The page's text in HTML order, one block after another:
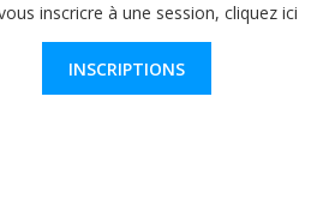
inscricre à une session, cliquez ici
INSCRIPTIONS